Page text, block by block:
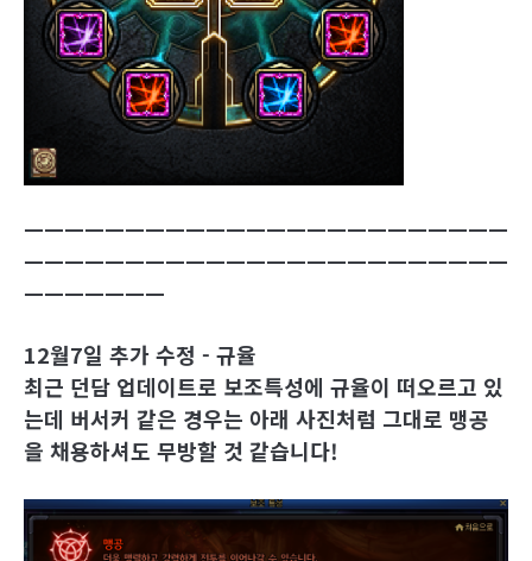
ㅡㅡㅡㅡㅡㅡㅡㅡㅡㅡㅡㅡㅡㅡㅡㅡㅡㅡㅡㅡㅡㅡㅡㅡ
ㅡㅡㅡㅡㅡㅡㅡㅡㅡㅡㅡㅡㅡㅡㅡㅡㅡㅡㅡㅡㅡㅡㅡㅡ
ㅡㅡㅡㅡㅡㅡㅡ
12월7일 추가 수정 - 규율
최근 던담 업데이트로 보조특성에 규율이 떠오르고 있
는데 버서커 같은 경우는 아래 사진처럼 그대로 맹공
을 채용하셔도 무방할 것 같습니다!